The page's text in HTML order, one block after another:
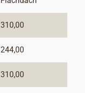
310,00
244,00
310,00